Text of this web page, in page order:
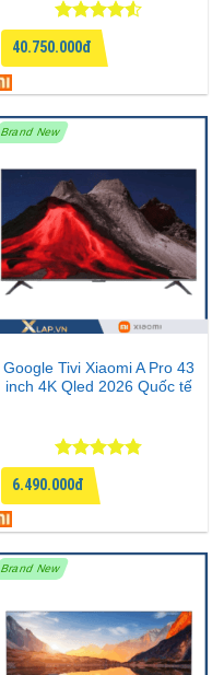
Được xếp
hạng
4.5
5 sao
40.750.000đ
Brand New
Google Tivi Xiaomi A Pro 43
inch 4K Qled 2026 Quốc tế
Được xếp
hạng4.75
5 sao
6.490.000đ
Brand New